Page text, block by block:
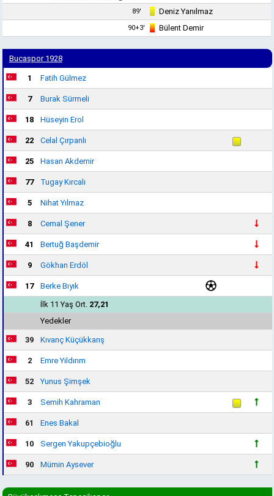
89' Deniz Yanılmaz
90+3' Bülent Demir
Bucaspor 1928
1 Fatih Gülmez
7 Burak Sürmeli
18 Hüseyin Erol
22 Celal Çırpanlı
25 Hasan Akdemir
77 Tugay Kırcalı
5 Nihat Yılmaz
8 Cemal Şener
41 Bertuğ Başdemir
9 Gökhan Erdöl
17
Berke Bıyık
İlk 11 Yaş Ort. 27,21
Yedekler
39 Kıvanç Küçükkarış
2 Emre Yıldırım
52 Yunus Şimşek
3 Semih Kahraman
61 Enes Bakal
10 Sergen Yakupçebioğlu
90 Mümin Aysever